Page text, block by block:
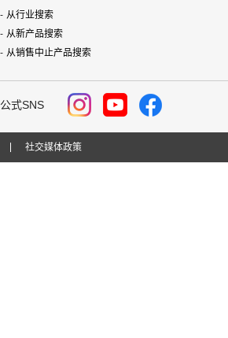
从行业搜索
从新产品搜索
从销售中止产品搜索
公式SNS
社交媒体政策